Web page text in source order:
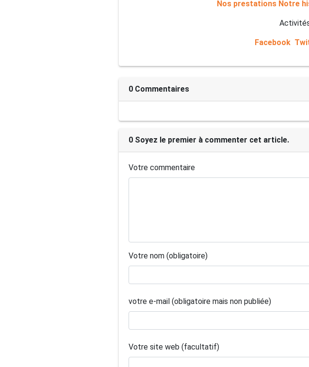
Nos prestations Notre
Facebook
0 Commentaires
0 Soyez le premier à commenter cet article.
Votre commentaire
Votre nom (obligatoire)
votre e-mail (obligatoire mais non publiée)
Votre site web (facultatif)